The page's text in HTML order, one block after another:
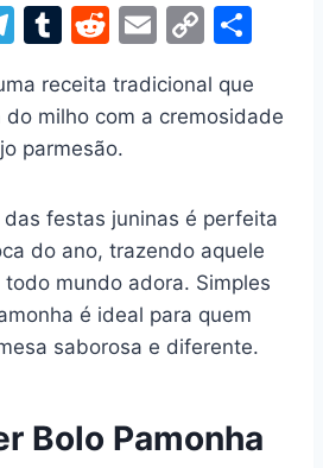
T
e
gr
a
m
T
m
bl
R
d
di
E
ai
l
C
p
y
n
k
ar
e
receita tradicional que
milho com a cremosidade
parmesão.
festas juninas é perfeita
do ano, trazendo aquele
mundo adora. Simples
é ideal para quem
saborosa e diferente.
Bolo Pamonha